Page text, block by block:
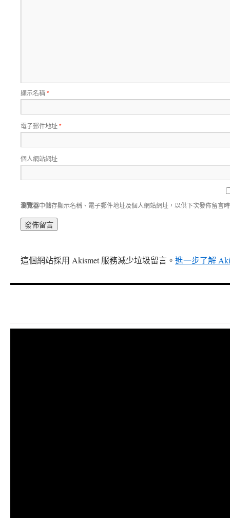
顯示名稱*
電子郵件地址*
個人網站網址
瀏覽器中儲存顯示名稱、電子郵件地址及個人網站網址，以供下次發佈留言
這個網站採用 Akismet 服務減少垃圾留言。 進一步了解